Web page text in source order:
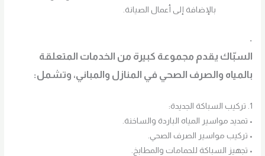
بالإضافة إلى أعمال الصيانة.
.
السبّاك يقدم مجموعة كبيرة من الخدمات المتعلقة
بالمياه والصرف الصحي في المنازل والمباني، وتشمل:
1. تركيب السباكة الجديدة:
• تمديد مواسير المياه الباردة والساخنة.
• تركيب مواسير الصرف الصحي.
• تجهيز السباكة للحمامات والمطابخ.